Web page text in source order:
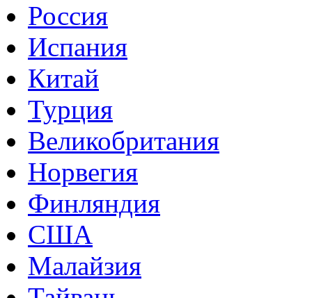
Россия
Испания
Китай
Турция
Великобритания
Норвегия
Финляндия
США
Малайзия